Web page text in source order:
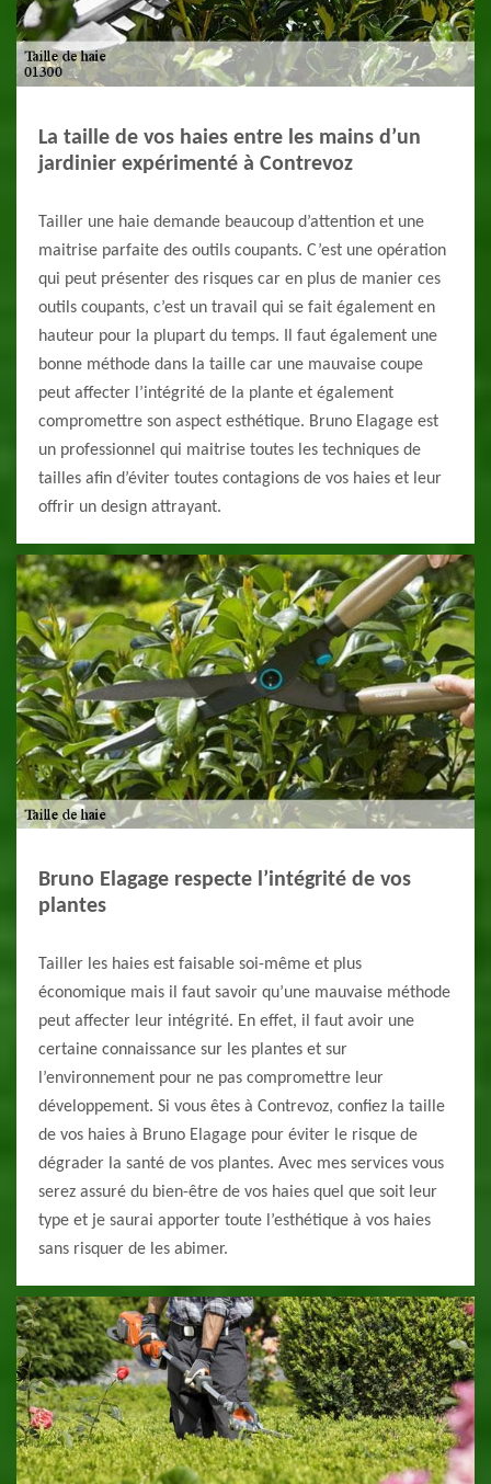
La taille de vos haies entre les mains d’un
jardinier expérimenté à Contrevoz
Tailler une haie demande beaucoup d’attention et une
maitrise parfaite des outils coupants. C’est une opération
qui peut présenter des risques car en plus de manier ces
outils coupants, c’est un travail qui se fait également en
hauteur pour la plupart du temps. Il faut également une
bonne méthode dans la taille car une mauvaise coupe
peut affecter l’intégrité de la plante et également
compromettre son aspect esthétique. Bruno Elagage est
un professionnel qui maitrise toutes les techniques de
tailles afin d’éviter toutes contagions de vos haies et leur
offrir un design attrayant.
Bruno Elagage respecte l’intégrité de vos
plantes
Tailler les haies est faisable soi-même et plus
économique mais il faut savoir qu’une mauvaise méthode
peut affecter leur intégrité. En effet, il faut avoir une
certaine connaissance sur les plantes et sur
l’environnement pour ne pas compromettre leur
développement. Si vous êtes à Contrevoz, confiez la taille
de vos haies à Bruno Elagage pour éviter le risque de
dégrader la santé de vos plantes. Avec mes services vous
serez assuré du bien-être de vos haies quel que soit leur
type et je saurai apporter toute l’esthétique à vos haies
sans risquer de les abimer.